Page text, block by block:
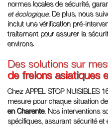
normes locales de sécurité,
et écologique. De plus, nous
inclut une vérification pré-
traitement pour assurer la
environs.
Des solutions sur
de frelons asiatiques
Chez APPEL STOP NUISIBLES
mesure pour chaque situation de
en Charente. Nos interventions
spécifiques, assurant sécurité et